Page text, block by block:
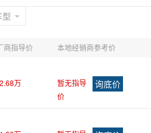
型
商指导价 本地经销商参考价
万
暂无指导
价